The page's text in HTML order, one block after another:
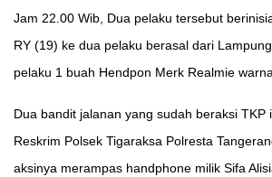
Jam 22.00 Wib, Dua pelaku tersebut
RY (19) ke dua pelaku berasal dari
pelaku 1 buah Hendpon Merk Realmie
Dua bandit jalanan yang sudah beraksi TKP
Reskrim Polsek Tigaraksa Polresta
aksinya merampas handphone milik Sifa